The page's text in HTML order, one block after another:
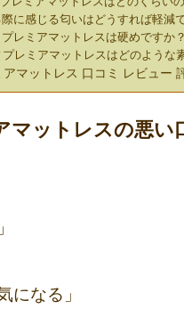
に感じる匂いはどうすれば軽減
レミアマットレスは硬めですか？
レミアマットレスはどのような
アマットレス 口コミ レビュー
マットレスの悪い
になる」